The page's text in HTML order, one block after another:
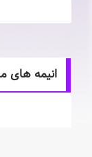
انیمه های